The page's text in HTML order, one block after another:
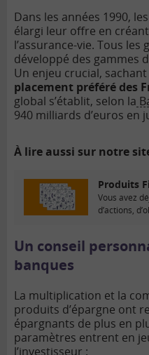
Dans les années 1990,
élargi leur offre en
l’assurance-vie. Tous
développé des gammes
Un enjeu crucial,
placement préféré des
global s’établit, selon la
940 milliards d’euros en
À lire aussi sur notre
Produits
Vous avez
d’actions,
Un conseil
banques
La multiplication et la
produits d’épargne ont
épargnants de plus en
paramètres entrent en
l’investisseur :